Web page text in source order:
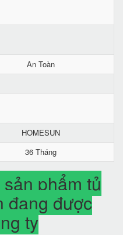
An Toàn
HOMESUN
36 Tháng
phẩm tủ
đang được
ty